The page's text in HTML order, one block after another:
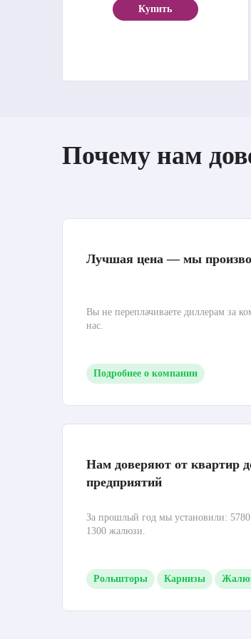
Купить
Почему нам
Лучшая цена — мы
Вы не переплачиваете диллерам за
нас.
Подробнее о компании
Нам доверяют от квартир
предприятий
За прошлый год мы установили:
1300 жалюзи.
Рольшторы Карнизы